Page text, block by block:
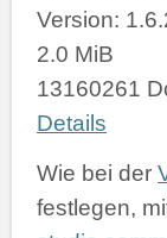
Version:
2.0 MiB
13160261
Details
Wie bei der
festlegen,